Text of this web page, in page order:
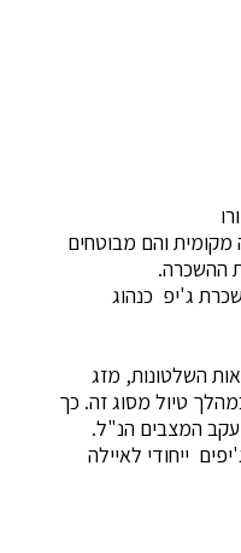
והם מבוטחים
ההשכרה.
ג'יפ כנהוג
השלטונות, מזג
טיול מסוג זה. כך
עקב המצבים הנ"ל.
ייחודי לאיילה